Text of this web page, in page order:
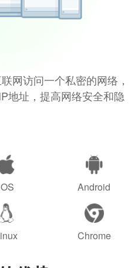
网访问一个私密的网络，
地址，提高网络安全和隐
Android
Chrome